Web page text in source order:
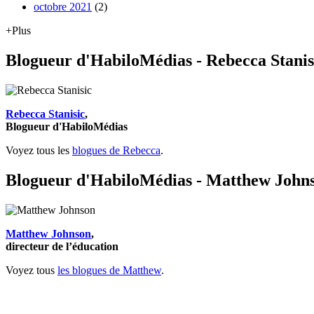
octobre 2021 (2)
+Plus
Blogueur d'HabiloMédias - Rebecca
Rebecca Stanisic,
Blogueur d'HabiloMédias
Voyez tous les blogues de Rebecca.
Blogueur d'HabiloMédias - Matthew
Matthew Johnson,
directeur de l’éducation
Voyez tous les blogues de Matthew.